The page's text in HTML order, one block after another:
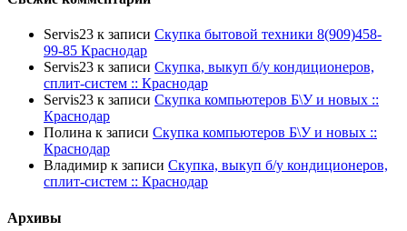
Servis23 к записи Скупка бытовой техники 8(909)458-
99-85 Краснодар
Servis23 к записи Скупка, выкуп б/у кондиционеров,
сплит-систем :: Краснодар
Servis23 к записи Скупка компьютеров Б\У и новых ::
Краснодар
Полина к записи Скупка компьютеров Б\У и новых ::
Краснодар
Владимир к записи Скупка, выкуп б/у кондиционеров,
сплит-систем :: Краснодар
Архивы